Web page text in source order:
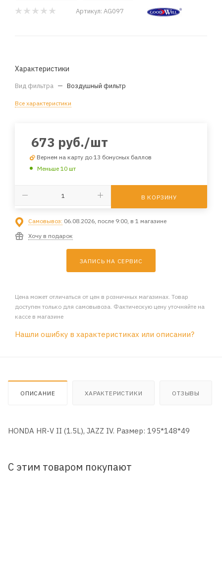
Артикул: AG097
Характеристики
Вид фильтра — Воздушный фильтр
Все характеристики
673 руб./шт
Вернем на карту до 13 бонусных баллов
Меньше 10 шт
В КОРЗИНУ
Самовывоз: 06.08.2026, после 9:00, в 1 магазине
Хочу в подарок
ЗАПИСЬ НА СЕРВИС
Цена может отличаться от цен в розничных магазинах. Товар
доступен только для самовывоза. Фактическую цену уточняйте на
кассе в магазине
Нашли ошибку в характеристиках или описании?
ОПИСАНИЕ ХАРАКТЕРИСТИКИ ОТЗЫВЫ
HONDA HR-V II (1.5L), JAZZ IV. Размер: 195*148*49
С этим товаром покупают